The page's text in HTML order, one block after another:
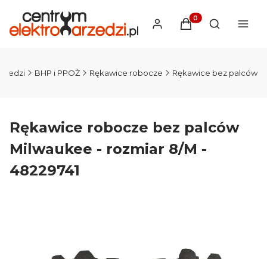
Produkty w
Otwórz
BHP i PPOŻ Rękawice robocze Rękawice bez palców
Rękawice robocze bez palców
Milwaukee - rozmiar 8/M -
48229741